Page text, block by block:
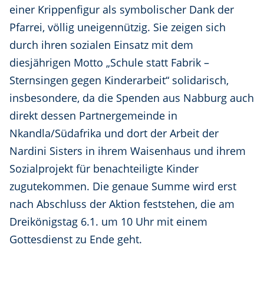
einer Krippenfigur als symbolischer Dank der
Pfarrei, völlig uneigennützig. Sie zeigen sich
durch ihren sozialen Einsatz mit dem
diesjährigen Motto „Schule statt Fabrik –
Sternsingen gegen Kinderarbeit“ solidarisch,
insbesondere, da die Spenden aus Nabburg auch
direkt dessen Partnergemeinde in
Nkandla/Südafrika und dort der Arbeit der
Nardini Sisters in ihrem Waisenhaus und ihrem
Sozialprojekt für benachteiligte Kinder
zugutekommen. Die genaue Summe wird erst
nach Abschluss der Aktion feststehen, die am
Dreikönigstag 6.1. um 10 Uhr mit einem
Gottesdienst zu Ende geht.